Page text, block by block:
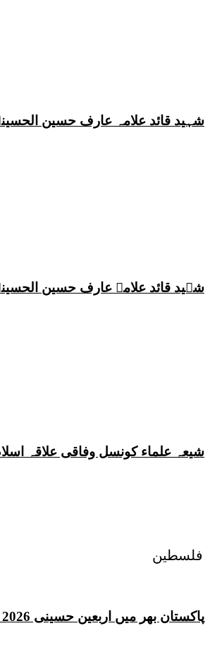
فلسطین
شہید قائد علامہ عارف حسین
شہید قائد علامہ عارف حسین الحسینیؒ کی 38ویں برسی پر قائد ملت جعفریہ پاکستان علامہ ساجد علی
شیعہ علماء کونسل وفاقی علاقہ
پاکستان بھر میں اربعین حسینی 2026 عقیدت، اتحاد اور جوش و جذبے کے ساتھ منایا گیا، لاکھوں عزادار جلوسوں میں شریک